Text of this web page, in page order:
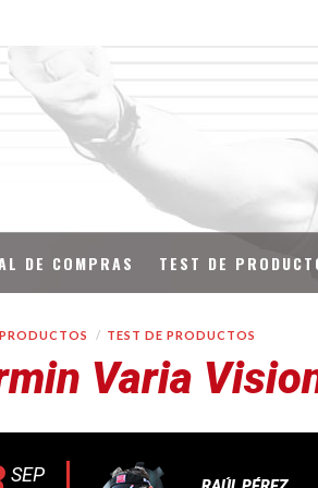
DE COMPRAS TEST DE
TEST DE PRODUCTOS
Varia
SEP